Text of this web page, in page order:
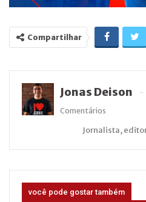
Compartilhar
Jonas Deison
Comentários
Jornalista,
você pode gostar também